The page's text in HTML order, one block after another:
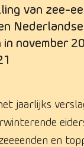
van zee-
Nederlandse
november
jaarlijks
en